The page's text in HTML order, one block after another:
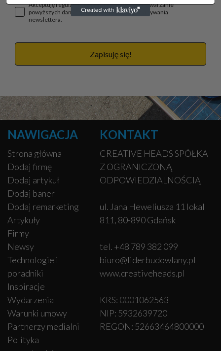
Akceptuję regulamin i wyrażam zgodę na przetwarzanie
powyższych danych osobowych w celu otrzymywania
newslettera.
Zapisuję się!
NAWIGACJA
Strona główna
Dodaj firmę
Dodaj artykuł
Dodaj baner
Dodaj remarketing
Artykuły
Firmy
Newsy
Technologie i
poradniki
Inspiracje
Wydarzenia
Warunki umowy
Partnerzy medialni
Polityka
KONTAKT
CREATIVE HEADS SPÓŁKA
Z OGRANICZONĄ
ODPOWIEDZIALNOŚCIĄ
ul. Jana Heweliusza 11 lokal
811, 80-890 Gdańsk
tel. +48 789 382 099
biuro@liderbudowlany.pl
www.creativeheads.pl
KRS: 0001062563
NIP: 5932639720
REGON: 52663464800000